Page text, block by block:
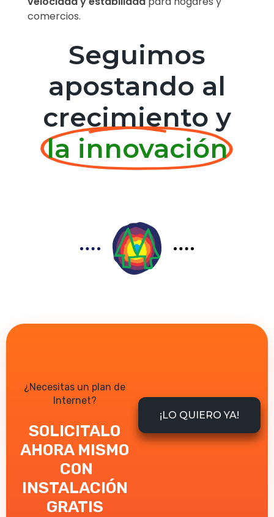
comercios.
Seguimos
apostando al
crecimiento y
la innovación
¿Necesitas un plan de
Internet?
SOLICITALO
AHORA MISMO
CON
INSTALACIÓN
GRATIS
¡LO QUIERO YA!